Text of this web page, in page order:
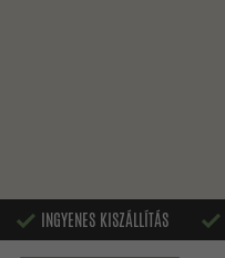
INGYENES KISZÁLLÍTÁS